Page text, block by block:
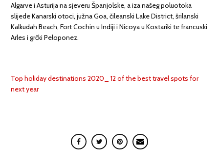
Algarve i Asturija na sjeveru Španjolske, a iza našeg poluotoka
slijede Kanarski otoci, južna Goa, čileanski Lake District, šrilanski
Kalkudah Beach, Fort Cochin u Indiji i Nicoya u Kostariki te francuski
Arles i grčki Peloponez.
Top holiday destinations 2020_ 12 of the best travel spots for
next year